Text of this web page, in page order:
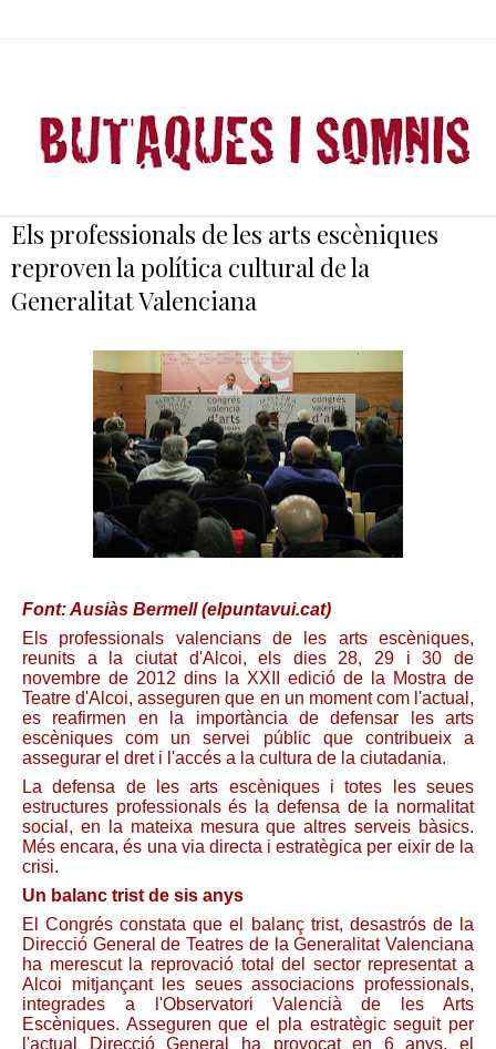
Els professionals de les arts escèniques
reproven la política cultural de la
Generalitat Valenciana
Font: Ausiàs Bermell (elpuntavui.cat)
Els professionals valencians de les arts escèniques,
reunits a la ciutat d'Alcoi, els dies 28, 29 i 30 de
novembre de 2012 dins la XXII edició de la Mostra de
Teatre d'Alcoi, asseguren que en un moment com l'actual,
es reafirmen en la importància de defensar les arts
escèniques com un servei públic que contribueix a
assegurar el dret i l'accés a la cultura de la ciutadania.
La defensa de les arts escèniques i totes les seues
estructures professionals és la defensa de la normalitat
social, en la mateixa mesura que altres serveis bàsics.
Més encara, és una via directa i estratègica per eixir de la
crisi.
Un balanc trist de sis anys
El Congrés constata que el balanç trist, desastrós de la
Direcció General de Teatres de la Generalitat Valenciana
ha merescut la reprovació total del sector representat a
Alcoi mitjançant les seues associacions professionals,
integrades a l'Observatori Valencià de les Arts
Escèniques. Asseguren que el pla estratègic seguit per
l'actual Direcció General ha provocat en 6 anys, el